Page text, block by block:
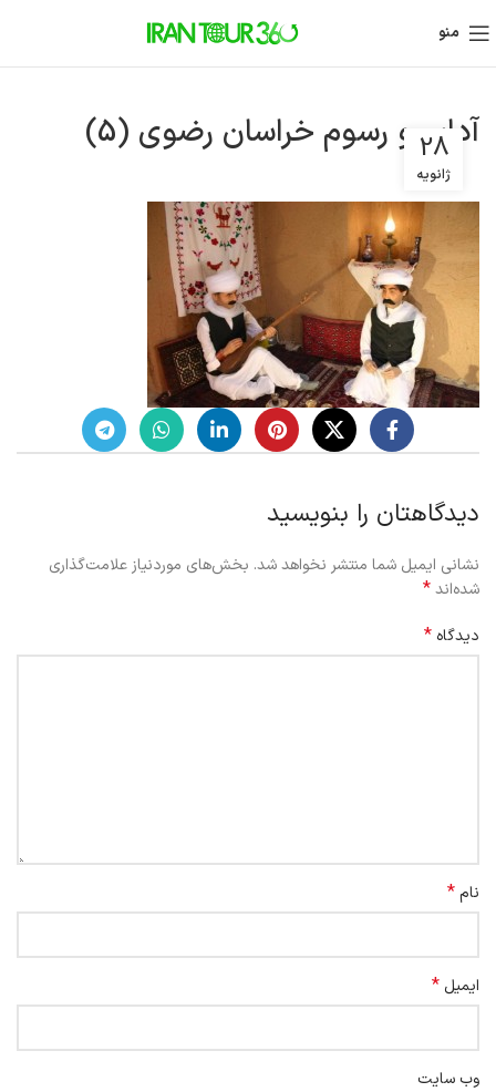
منو
آداب و رسوم خراسان رضوی (5)
28
ژانویه
دیدگاهتان را بنویسید
نشانی ایمیل شما منتشر نخواهد شد. بخش‌های موردنیاز علامت‌گذاری
شده‌اند*
دیدگاه *
نام*
ایمیل *
وب‌ سایت